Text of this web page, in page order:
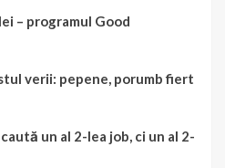
– programul Good
verii: pepene, porumb fiert
un al 2-lea job, ci un al 2-